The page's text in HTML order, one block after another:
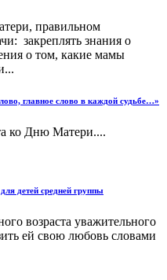
правильном
закреплять знания о
о том, какие мамы
главное слово в каждой судьбе…»
ко Дню Матери....
детей средней группы
возраста уважительного
ей свою любовь словами